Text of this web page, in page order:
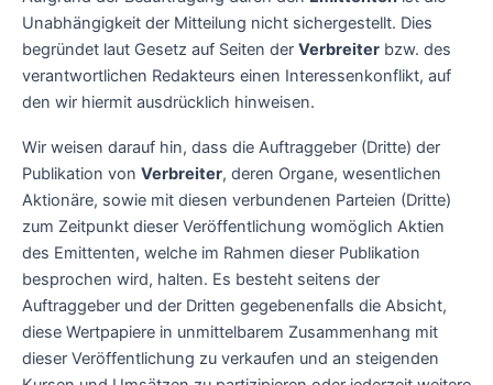
Unabhängigkeit der Mitteilung nicht sichergestellt. Dies
begründet laut Gesetz auf Seiten der Verbreiter bzw. des
verantwortlichen Redakteurs einen Interessenkonflikt, auf
den wir hiermit ausdrücklich hinweisen.
Wir weisen darauf hin, dass die Auftraggeber (Dritte) der
Publikation von Verbreiter, deren Organe, wesentlichen
Aktionäre, sowie mit diesen verbundenen Parteien (Dritte)
zum Zeitpunkt dieser Veröffentlichung womöglich Aktien
des Emittenten, welche im Rahmen dieser Publikation
besprochen wird, halten. Es besteht seitens der
Auftraggeber und der Dritten gegebenenfalls die Absicht,
diese Wertpapiere in unmittelbarem Zusammenhang mit
dieser Veröffentlichung zu verkaufen und an steigenden